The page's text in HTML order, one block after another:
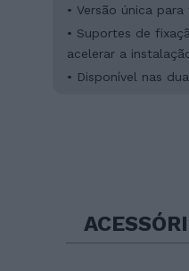
• Versão única
• Suportes de
acelerar a
• Disponível nas